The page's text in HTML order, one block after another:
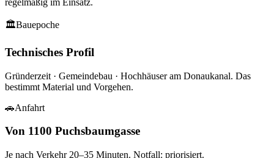
regelmäßig im Einsatz.
🏛Bauepoche
Technisches Profil
Gründerzeit · Gemeindebau · Hochhäuser am Donaukanal. Das
bestimmt Material und Vorgehen.
🚗Anfahrt
Von 1100 Puchsbaumgasse
Je nach Verkehr 20–35 Minuten. Notfall: priorisiert.